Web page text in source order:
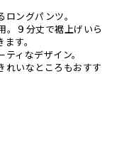
ングパンツ。
。９分丈で裾上げいら
す。
ィなデザイン。
れいなところもおすす